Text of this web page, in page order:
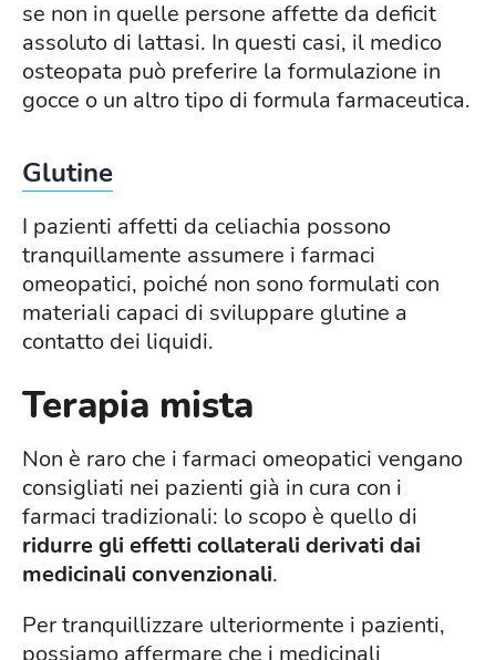
se non in quelle persone affette da deficit
assoluto di lattasi. In questi casi, il medico
osteopata può preferire la formulazione in
gocce o un altro tipo di formula farmaceutica.
Glutine
I pazienti affetti da celiachia possono
tranquillamente assumere i farmaci
omeopatici, poiché non sono formulati con
materiali capaci di sviluppare glutine a
contatto dei liquidi.
Terapia mista
Non è raro che i farmaci omeopatici vengano
consigliati nei pazienti già in cura con i
farmaci tradizionali: lo scopo è quello di
ridurre gli effetti collaterali derivati dai
medicinali convenzionali.
Per tranquillizzare ulteriormente i pazienti,